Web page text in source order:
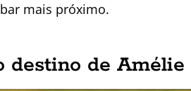
mais próximo.
destino de